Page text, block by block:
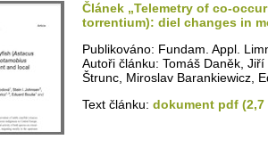
Článek „Telemetry of co-
torrentium): diel changes in
Publikováno: Fundam. Appl.
Autoři článku: Tomáš Daněk,
Štrunc, Miroslav Barankiewicz,
Text článku: dokument pdf